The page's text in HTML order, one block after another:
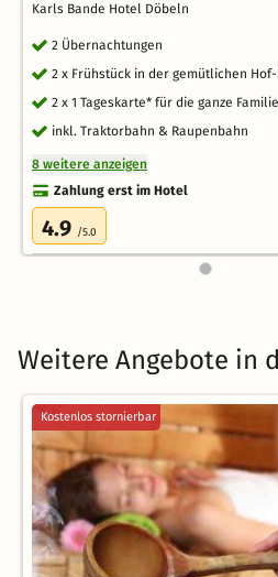
Karls Bande Hotel Döbeln
2 Übernachtungen
2 x Frühstück in der gemütlichen Hof-
2 x 1 Tageskarte* für die ganze Familie
inkl. Traktorbahn & Raupenbahn
8 weitere anzeigen
Zahlung erst im Hotel
4.9 /5.0
Weitere Angebote in
Kostenlos stornierbar